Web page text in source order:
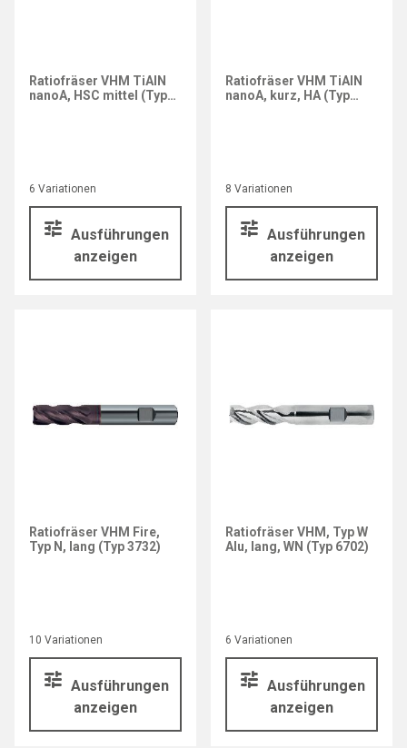
6 Variationen
Ausführungen
anzeigen
Ratiofräser VHM TiAlN
nanoA, HSC mittel (Typ
8 Variationen
Ausführungen
anzeigen
Ratiofräser VHM TiAlN
nanoA, kurz, HA (Typ
10 Variationen
Ausführungen
anzeigen
Ratiofräser VHM Fire,
Typ N, lang (Typ 3732)
6 Variationen
Ausführungen
anzeigen
Ratiofräser VHM, Typ W
Alu, lang, WN (Typ 6702)